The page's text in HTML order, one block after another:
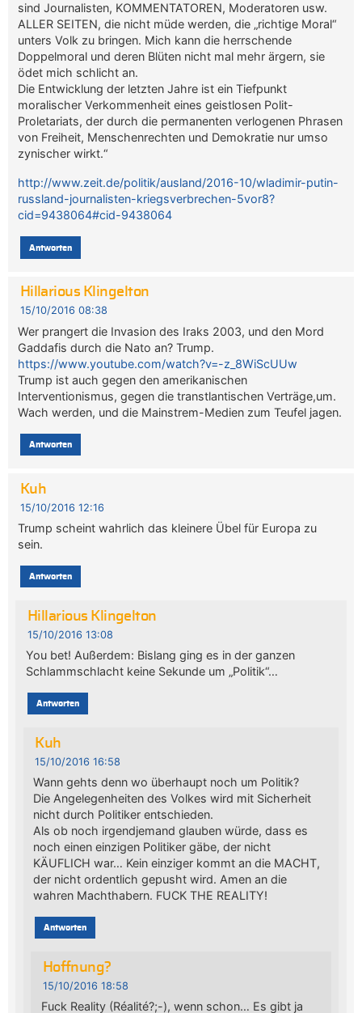
sind Journalisten, KOMMENTATOREN, Moderatoren usw.
ALLER SEITEN, die nicht müde werden, die „richtige Moral“
unters Volk zu bringen. Mich kann die herrschende
Doppelmoral und deren Blüten nicht mal mehr ärgern, sie
ödet mich schlicht an.
Die Entwicklung der letzten Jahre ist ein Tiefpunkt
moralischer Verkommenheit eines geistlosen Polit-
Proletariats, der durch die permanenten verlogenen Phrasen
von Freiheit, Menschenrechten und Demokratie nur umso
zynischer wirkt.“
http://www.zeit.de/politik/ausland/2016-10/wladimir-putin-
russland-journalisten-kriegsverbrechen-5vor8?
cid=9438064#cid-9438064
Antworten
Hillarious Klingelton
15/10/2016 08:38
Wer prangert die Invasion des Iraks 2003, und den Mord
Gaddafis durch die Nato an? Trump.
https://www.youtube.com/watch?v=-z_8WiScUUw
Trump ist auch gegen den amerikanischen
Interventionismus, gegen die transtlantischen Verträge,um.
Wach werden, und die Mainstrem-Medien zum Teufel jagen.
Antworten
Kuh
15/10/2016 12:16
Trump scheint wahrlich das kleinere Übel für Europa zu
sein.
Antworten
Hillarious Klingelton
15/10/2016 13:08
You bet! Außerdem: Bislang ging es in der ganzen
Schlammschlacht keine Sekunde um „Politik“…
Antworten
Kuh
15/10/2016 16:58
Wann gehts denn wo überhaupt noch um Politik?
Die Angelegenheiten des Volkes wird mit Sicherheit
nicht durch Politiker entschieden.
Als ob noch irgendjemand glauben würde, dass es
noch einen einzigen Politiker gäbe, der nicht
KÄUFLICH war… Kein einziger kommt an die MACHT,
der nicht ordentlich gepusht wird. Amen an die
wahren Machthabern. FUCK THE REALITY!
Antworten
Hoffnung?
15/10/2016 18:58
Fuck Reality (Réalité?;-), wenn schon… Es gibt ja